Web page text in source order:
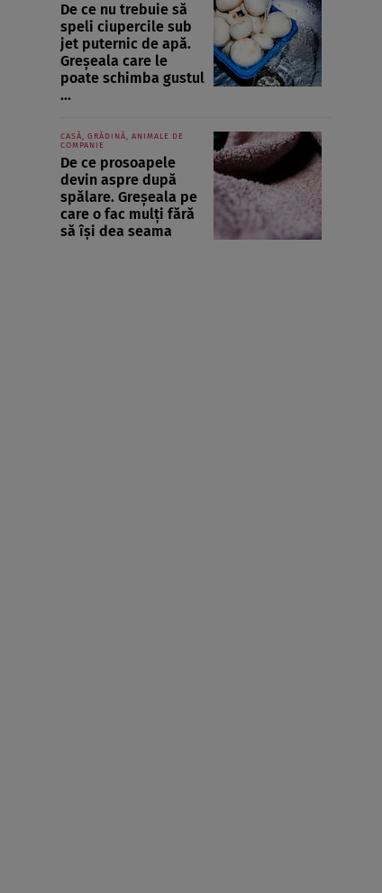
De ce nu trebuie să
speli ciupercile sub
jet puternic de apă.
Greșeala care le
poate schimba gustul
...
CASĂ, GRĂDINĂ, ANIMALE DE
COMPANIE
De ce prosoapele
devin aspre după
spălare. Greșeala pe
care o fac mulți fără
să își dea seama